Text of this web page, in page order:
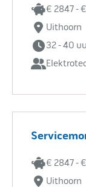
€ 2847 -
Uithoorn
32 - 40
€ 2847 -
Uithoorn